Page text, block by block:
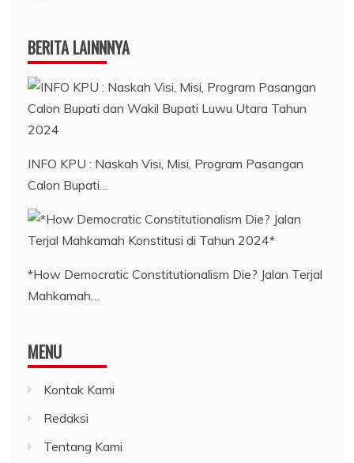
BERITA LAINNNYA
INFO KPU : Naskah Visi, Misi, Program Pasangan
Calon Bupati…
*How Democratic Constitutionalism Die? Jalan Terjal
Mahkamah…
MENU
Kontak Kami
Redaksi
Tentang Kami